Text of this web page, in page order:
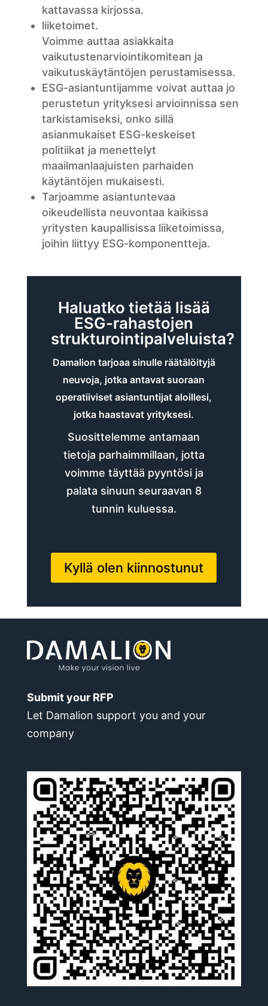
kattavassa kirjossa.
liiketoimet.
Voimme auttaa asiakkaita
vaikutustenarviointikomitean ja
vaikutuskäytäntöjen perustamisessa.
ESG-asiantuntijamme voivat auttaa jo
perustetun yrityksesi arvioinnissa sen
tarkistamiseksi, onko sillä
asianmukaiset ESG-keskeiset
politiikat ja menettelyt
maailmanlaajuisten parhaiden
käytäntöjen mukaisesti.
Tarjoamme asiantuntevaa
oikeudellista neuvontaa kaikissa
yritysten kaupallisissa liiketoimissa,
joihin liittyy ESG-komponentteja.
Haluatko tietää lisää
ESG-rahastojen
strukturointipalveluista?
Damalion tarjoaa sinulle räätälöityjä
neuvoja, jotka antavat suoraan
operatiiviset asiantuntijat aloillesi,
jotka haastavat yrityksesi.
Suosittelemme antamaan
tietoja parhaimmillaan, jotta
voimme täyttää pyyntösi ja
palata sinuun seuraavan 8
tunnin kuluessa.
Kyllä olen kiinnostunut
Submit your RFP
Let Damalion support you and your
company